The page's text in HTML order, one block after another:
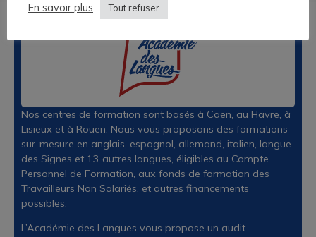
Nos centres de formation sont basés à Caen, au Havre, à
Lisieux et à Rouen. Nous vous proposons des formations
sur-mesure en anglais, espagnol, allemand, italien, langue
des Signes et 13 autres langues, éligibles au Compte
Personnel de Formation, aux fonds de formation des
Travailleurs Non Salariés, et autres financements
possibles.
L’Académie des Langues vous propose un audit
En savoir plus Tout refuser